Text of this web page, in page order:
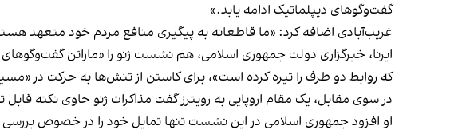
گفت‌وگوهای دیپلماتیک ادامه یابد.»
غریب‌آبادی اضافه کرد: «ما قاطعانه به پیگیری منافع مردم خود متعهد
ایرنا، خبرگزاری دولت جمهوری اسلامی، هم نشست ژنو را «ماراتن
که روابط دو طرف را تیره کرده است»، برای کاستن از تنش‌ها به حرکت در
در سوی مقابل، یک مقام اروپایی به رویترز گفت مذاکرات ژنو حاوی نکته
او افزود جمهوری اسلامی در این نشست تنها تمایل خود را در خصوص